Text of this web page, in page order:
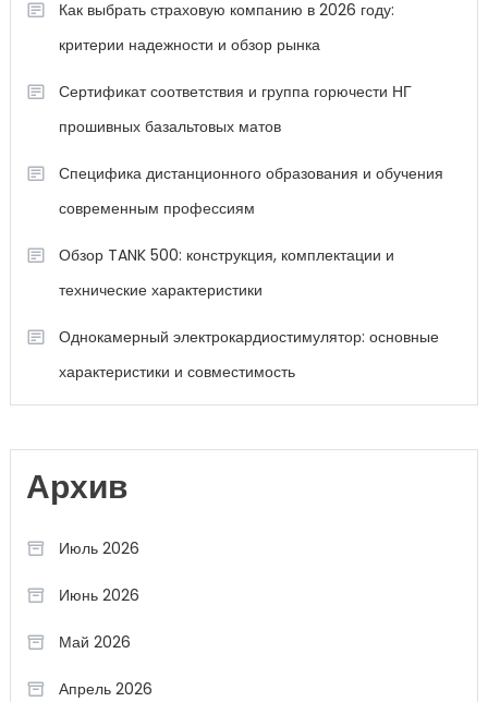
Как выбрать страховую компанию в 2026 году:
критерии надежности и обзор рынка
Сертификат соответствия и группа горючести НГ
прошивных базальтовых матов
Специфика дистанционного образования и обучения
современным профессиям
Обзор TANK 500: конструкция, комплектации и
технические характеристики
Однокамерный электрокардиостимулятор: основные
характеристики и совместимость
Архив
Июль 2026
Июнь 2026
Май 2026
Апрель 2026